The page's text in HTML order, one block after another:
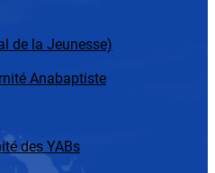
de la Jeunesse)
Anabaptiste
des YABs